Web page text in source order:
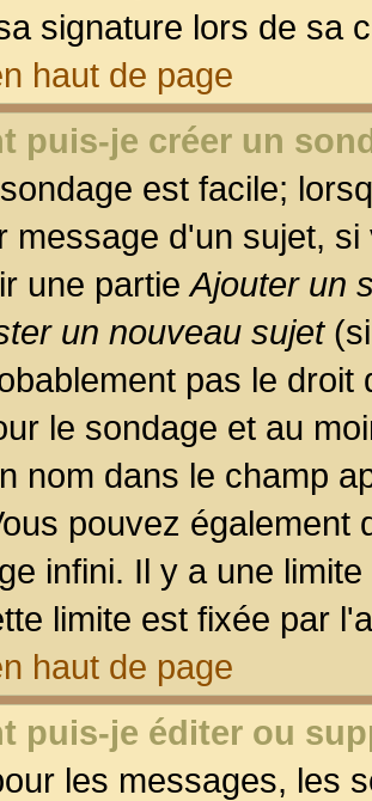
signature lors de sa
haut de page
puis-je créer un
est facile;
message d'un sujet,
une partieAjouter un
un nouveau sujet(si
pas le
le sondage et au
nom dans le champ
pouvez également
infini. Il y a une
limite est fixée par
haut de page
puis-je éditer ou
les messages, les